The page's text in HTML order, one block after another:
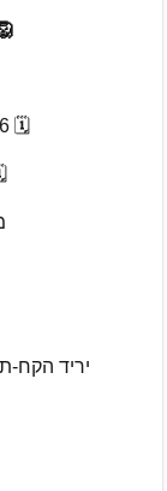
🗓️ 1.6.26 (ט"ז בסיוון) – "אריה הספרייה"
🗓️ 15.6.26